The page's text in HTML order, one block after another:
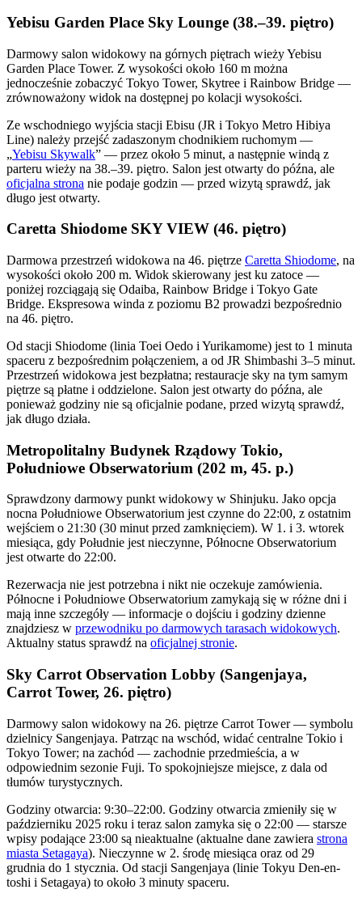
Yebisu Garden Place Sky Lounge (38.–39. piętro)
Darmowy salon widokowy na górnych piętrach wieży Yebisu
Garden Place Tower. Z wysokości około 160 m można
jednocześnie zobaczyć Tokyo Tower, Skytree i Rainbow Bridge —
zrównoważony widok na dostępnej po kolacji wysokości.
Ze wschodniego wyjścia stacji Ebisu (JR i Tokyo Metro Hibiya
Line) należy przejść zadaszonym chodnikiem ruchomym —
„Yebisu Skywalk” — przez około 5 minut, a następnie windą z
parteru wieży na 38.–39. piętro. Salon jest otwarty do późna, ale
oficjalna strona nie podaje godzin — przed wizytą sprawdź, jak
długo jest otwarty.
Caretta Shiodome SKY VIEW (46. piętro)
Darmowa przestrzeń widokowa na 46. piętrze Caretta Shiodome, na
wysokości około 200 m. Widok skierowany jest ku zatoce —
poniżej rozciągają się Odaiba, Rainbow Bridge i Tokyo Gate
Bridge. Ekspresowa winda z poziomu B2 prowadzi bezpośrednio
na 46. piętro.
Od stacji Shiodome (linia Toei Oedo i Yurikamome) jest to 1 minuta
spaceru z bezpośrednim połączeniem, a od JR Shimbashi 3–5 minut.
Przestrzeń widokowa jest bezpłatna; restauracje sky na tym samym
piętrze są płatne i oddzielone. Salon jest otwarty do późna, ale
ponieważ godziny nie są oficjalnie podane, przed wizytą sprawdź,
jak długo działa.
Metropolitalny Budynek Rządowy Tokio,
Południowe Obserwatorium (202 m, 45. p.)
Sprawdzony darmowy punkt widokowy w Shinjuku. Jako opcja
nocna Południowe Obserwatorium jest czynne do 22:00, z ostatnim
wejściem o 21:30 (30 minut przed zamknięciem). W 1. i 3. wtorek
miesiąca, gdy Południe jest nieczynne, Północne Obserwatorium
jest otwarte do 22:00.
Rezerwacja nie jest potrzebna i nikt nie oczekuje zamówienia.
Północne i Południowe Obserwatorium zamykają się w różne dni i
mają inne szczegóły — informacje o dojściu i godziny dzienne
znajdziesz w przewodniku po darmowych tarasach widokowych.
Aktualny status sprawdź na oficjalnej stronie.
Sky Carrot Observation Lobby (Sangenjaya,
Carrot Tower, 26. piętro)
Darmowy salon widokowy na 26. piętrze Carrot Tower — symbolu
dzielnicy Sangenjaya. Patrząc na wschód, widać centralne Tokio i
Tokyo Tower; na zachód — zachodnie przedmieścia, a w
odpowiednim sezonie Fuji. To spokojniejsze miejsce, z dala od
tłumów turystycznych.
Godziny otwarcia: 9:30–22:00. Godziny otwarcia zmieniły się w
październiku 2025 roku i teraz salon zamyka się o 22:00 — starsze
wpisy podające 23:00 są nieaktualne (aktualne dane zawiera strona
miasta Setagaya). Nieczynne w 2. środę miesiąca oraz od 29
grudnia do 1 stycznia. Od stacji Sangenjaya (linie Tokyu Den-en-
toshi i Setagaya) to około 3 minuty spaceru.